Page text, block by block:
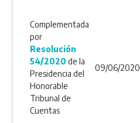
Complementada
por
Resolución
54/2020 de la
Presidencia del
Honorable
Tribunal de
Cuentas
09/06/2020